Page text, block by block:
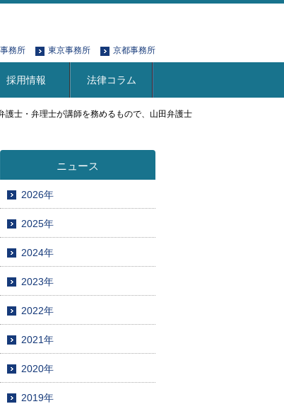
務所 東京事務所 京都事務所
採用情報 法律コラム
士・弁理士が講師を務めるもので、山田弁護士
ニュース
2026年
2025年
2024年
2023年
2022年
2021年
2020年
2019年